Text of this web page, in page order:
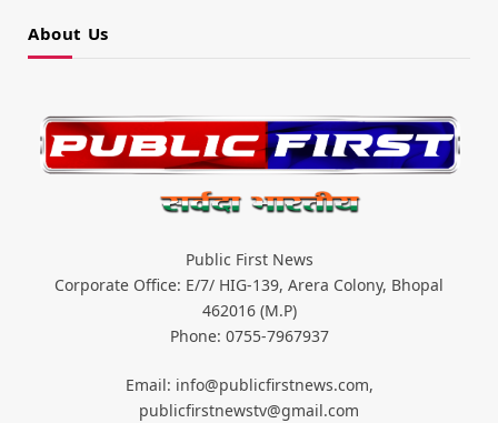
About Us
Public First News
Corporate Office: E/7/ HIG-139, Arera Colony, Bhopal
462016 (M.P)
Phone: 0755-7967937
Email: info@publicfirstnews.com,
publicfirstnewstv@gmail.com